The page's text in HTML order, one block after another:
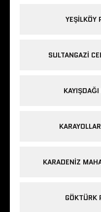
YEŞILKÖY
SULTANGAZI
KARADENIZ
GÖKTÜRK